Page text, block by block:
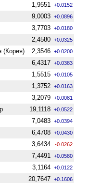
1,9551 +0.0152
9,0003 +0.0896
3,7703 +0.0180
2,4580 +0.0325
(Корея) 2,3546 +0.0200
6,4317 +0.0383
1,5515 +0.0105
1,3752 +0.0163
3,2079 +0.0081
19,1118 +0.0522
7,0483 +0.0394
6,4708 +0.0430
3,6434 -0.0262
7,4491 +0.0580
3,1164 +0.0122
20,7647 +0.1606